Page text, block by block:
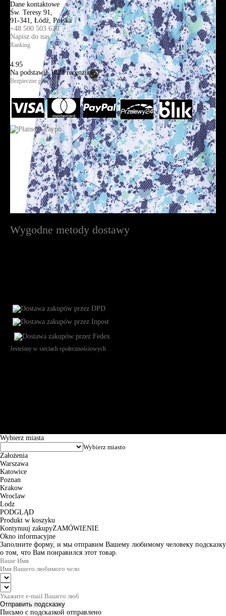
Dane kontaktowe
Św. Teresy 91,
91-341, Łódź, Polska
+48 500 503 636
Napisz do nas
Ranking
4.95
Na podstawie1823recenzji
Bezpieczne płatności
Wygodne metody dostawy
Jesteśmy w sieciach społecznościowych
Wybierz miasta
Założenia
Warszawa
Katowice
Poznan
Krakow
Wroclaw
Lodz
PODGLĄD
Produkt w koszyku
Kontynuuj zakupyZAMÓWIENIE
Okno informacyjne
Заполните форму, и мы отправим Вашему любимому человеку подсказку
о том, что Вам понравился этот товар.
Отправить подсказку
Письмо с подсказкой отправлено